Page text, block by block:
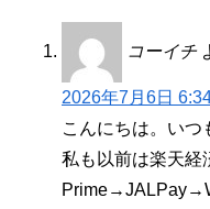
コーイチ
2026年7月6日
こんにちは。いつ
私も以前は楽天経